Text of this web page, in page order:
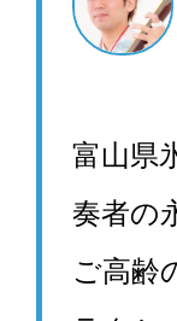
富山県
奏者の
ご高齢